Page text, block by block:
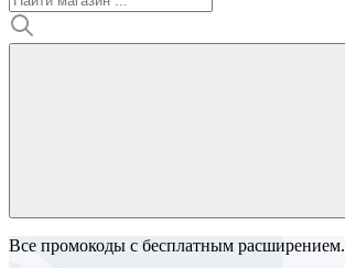
Все промокоды с бесплатным расширением.